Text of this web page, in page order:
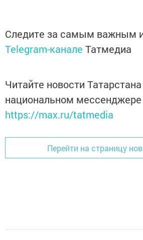
Следите за самым важным
Telegram-канале Татмедиа
Читайте новости
национальном
https://max.ru/tatmedia
Перейти на страницу